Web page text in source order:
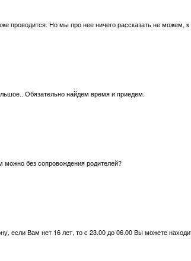
проводится. Но мы про нее ничего рассказать не можем,
Обязательно найдем время и приедем.
можно без сопровождения родителей?
если Вам нет 16 лет, то с 23.00 до 06.00 Вы можете